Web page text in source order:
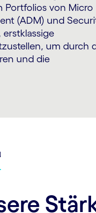
Portfolios von Micro
(ADM) und
um durch
und die